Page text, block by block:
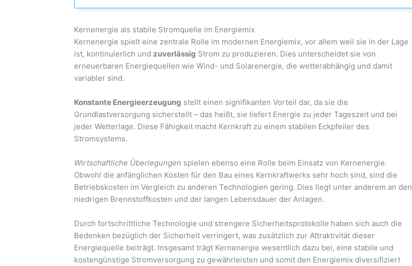
Kernenergie als stabile Stromquelle im Energiemix
Kernenergie spielt eine zentrale Rolle im modernen Energiemix, vor allem weil sie in der Lage
ist, kontinuierlich und zuverlässig Strom zu produzieren. Dies unterscheidet sie von
erneuerbaren Energiequellen wie Wind- und Solarenergie, die wetterabhängig und damit
variabler sind.
Konstante Energieerzeugung stellt einen signifikanten Vorteil dar, da sie die
Grundlastversorgung sicherstellt – das heißt, sie liefert Energie zu jeder Tageszeit und bei
jeder Wetterlage. Diese Fähigkeit macht Kernkraft zu einem stabilen Eckpfeiler des
Stromsystems.
Wirtschaftliche Überlegungen spielen ebenso eine Rolle beim Einsatz von Kernenergie.
Obwohl die anfänglichen Kosten für den Bau eines Kernkraftwerks sehr hoch sind, sind die
Betriebskosten im Vergleich zu anderen Technologien gering. Dies liegt unter anderem an den
niedrigen Brennstoffkosten und der langen Lebensdauer der Anlagen.
Durch fortschrittliche Technologie und strengere Sicherheitsprotokolle haben sich auch die
Bedenken bezüglich der Sicherheit verringert, was zusätzlich zur Attraktivität dieser
Energiequelle beiträgt. Insgesamt trägt Kernenergie wesentlich dazu bei, eine stabile und
kostengünstige Stromversorgung zu gewährleisten und somit den Energiemix diversifiziert